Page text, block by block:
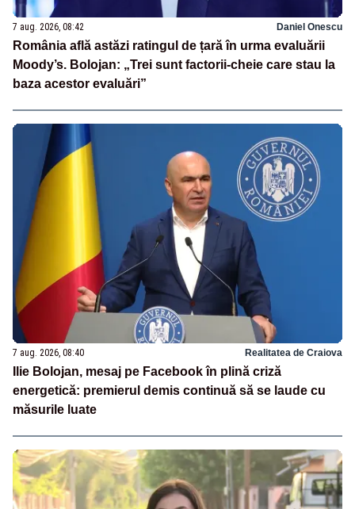
7 aug. 2026, 08:42 Daniel Onescu
România află astăzi ratingul de țară în urma evaluării
Moody’s. Bolojan: „Trei sunt factorii-cheie care stau la
baza acestor evaluări”
7 aug. 2026, 08:40 Realitatea de Craiova
Ilie Bolojan, mesaj pe Facebook în plină criză
energetică: premierul demis continuă să se laude cu
măsurile luate